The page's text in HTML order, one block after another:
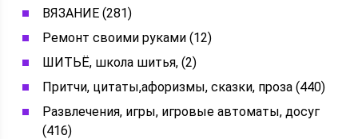
ВЯЗАНИЕ (281)
Ремонт своими руками (12)
ШИТЬЁ, школа шитья, (2)
Притчи, цитаты,афоризмы, сказки, проза (440)
Развлечения, игры, игровые автоматы, досуг
(416)